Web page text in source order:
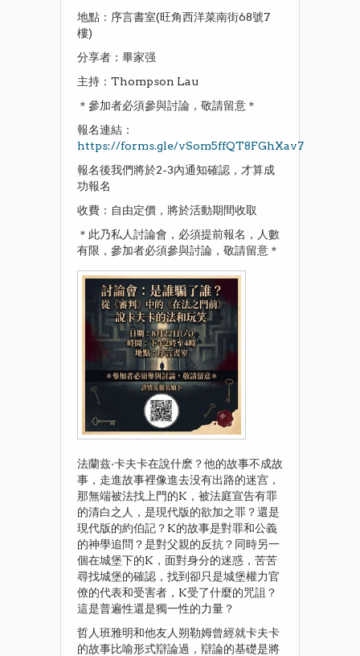
地點：序言書室(旺角西洋菜南街68號7
樓)
分享者：畢家强
主持：Thompson Lau
＊參加者必須參與討論，敬請留意＊
報名連結：
https://forms.gle/vSom5ffQT8FGhXav7
報名後我們將於2-3內通知確認，才算成
功報名
收費：自由定價，將於活動期間收取
＊此乃私人討論會，必須提前報名，人數
有限，參加者必須參與討論，敬請留意＊
法蘭兹·卡夫卡在說什麽？他的故事不成故
事，走進故事裡像進去没有出路的迷宫，
那無端被法找上門的K，被法庭宣告有罪
的清白之人，是現代版的欲加之罪？還是
現代版的約伯記？K的故事是對罪和公義
的神學追問？是對父親的反抗？同時另一
個在城堡下的K，面對身分的迷惑，苦苦
尋找城堡的確認，找到卻只是城堡權力官
僚的代表和受害者，K受了什麼的咒詛？
這是普遍性還是獨一性的力量？
哲人班雅明和他友人朔勒姆曾經就卡夫卡
的故事比喻形式辯論過，辯論的基礎是將